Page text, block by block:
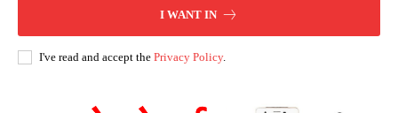
I WANT IN
I've read and accept the Privacy Policy.